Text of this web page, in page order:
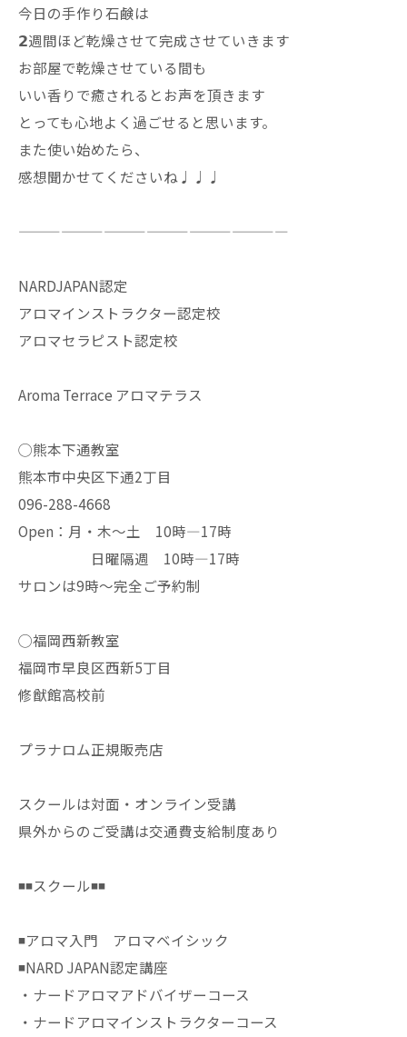
今日の手作り石鹸は
𝟮週間ほど乾燥させて完成させていきます
お部屋で乾燥させている間も
いい香りで癒されるとお声を頂きます
とっても心地よく過ごせると思います。
また使い始めたら、
感想聞かせてくださいね♩♩♩
———————————————————
NARDJAPAN認定
アロマインストラクター認定校
アロマセラピスト認定校
Aroma Terrace アロマテラス
◯熊本下通教室
熊本市中央区下通2丁目
096-288-4668
Open：月・木〜土 10時—17時
日曜隔週 10時—17時
サロンは9時〜完全ご予約制
◯福岡西新教室
福岡市早良区西新5丁目
修猷館高校前
プラナロム正規販売店
スクールは対面・オンライン受講
県外からのご受講は交通費支給制度あり
◾️◾️スクール◾️◾️
◾️アロマ入門 アロマベイシック
◾️NARD JAPAN認定講座
・ナードアロマアドバイザーコース
・ナードアロマインストラクターコース